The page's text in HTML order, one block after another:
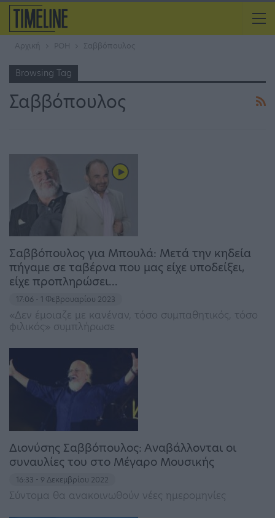
Αρχική ΡΟΗ Σαββόπουλος
Browsing Tag
Σαββόπουλος
Σαββόπουλος για Μπουλά: Μετά την κηδεία
πήγαμε σε ταβέρνα που μας είχε υποδείξει,
είχε προπληρώσει…
17:06 - 1 Φεβρουαρίου 2023
«Δεν έμοιαζε με κανέναν, τόσο συμπαθητικός, τόσο
φιλικός» συμπλήρωσε
Διονύσης Σαββόπουλος: Αναβάλλονται οι
συναυλίες του στο Μέγαρο Μουσικής
16:33 - 9 Δεκεμβρίου 2022
Σύντομα θα ανακοινωθούν νέες ημερομηνίες